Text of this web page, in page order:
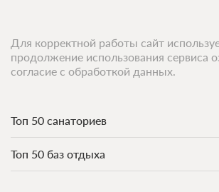
Топ 50 санаториев
Топ 50 баз отдыха
Для корректной работы сайт
продолжение использования сервиса
согласие с обработкой данных.